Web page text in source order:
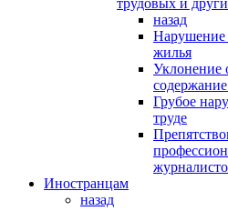
трудовых и
назад
Нарушение
жилья
Уклонение
Грубое
труде
Иностранцам
назад